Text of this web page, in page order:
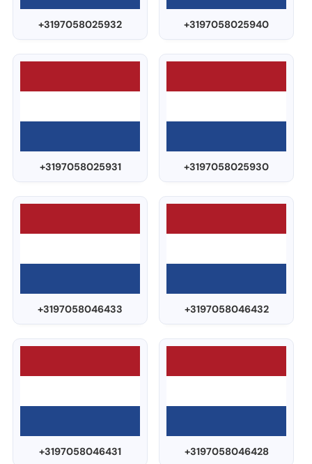
+3197058025932 +3197058025940
+3197058025931 +3197058025930
+3197058046433 +3197058046432
+3197058046431 +3197058046428